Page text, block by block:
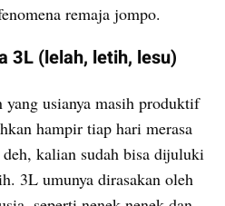
remaja jompo.
3L (lelah, letih, lesu)
usianya masih produktif
hampir tiap hari merasa
kalian sudah bisa dijuluki
3L umunya dirasakan oleh